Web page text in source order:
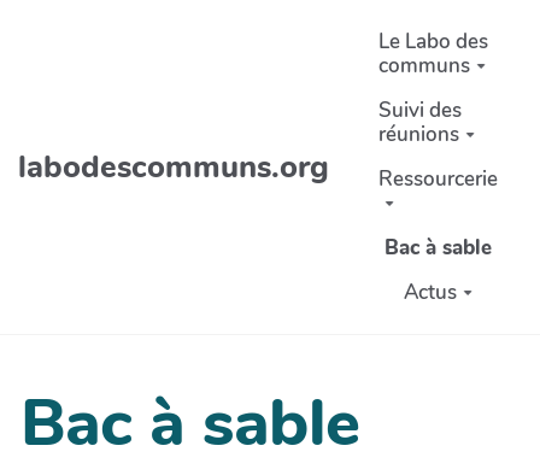
labodescommuns.org
Le Labo des
communs
Suivi des
réunions
Ressourcerie
Bac à sable
Actus
Bac à sable